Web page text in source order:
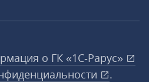
о ГК «1С‑Рарус»
.